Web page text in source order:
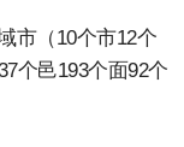
市（10个市12个
个邑193个面92个